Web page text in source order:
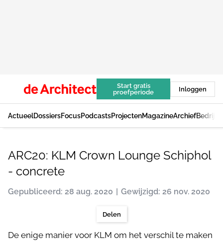
Start gratis
proefperiode
Inloggen
ActueelDossiersFocusPodcastsProjectenMagazineArchief
ARC20: KLM Crown Lounge Schiphol
- concrete
Gepubliceerd: 28 aug. 2020 Gewijzigd: 26 nov. 2020
Delen
De enige manier voor KLM om het verschil te maken